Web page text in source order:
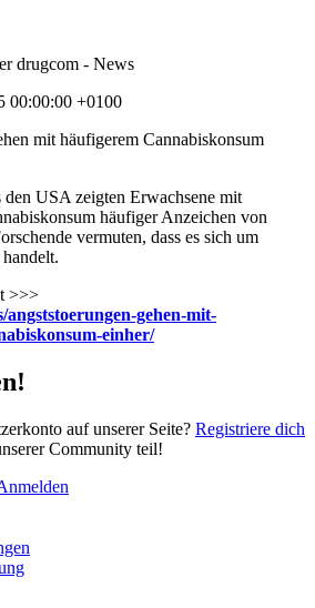
drugcom - News
00:00:00 +0100
mit häufigerem Cannabiskonsum
den USA zeigten Erwachsene mit
häufiger Anzeichen von
vermuten, dass es sich um
>>>
angststoerungen-gehen-mit-
einher/
auf unserer Seite? Registriere dich
Community teil!